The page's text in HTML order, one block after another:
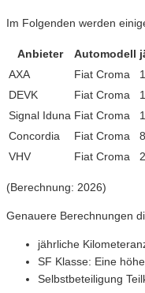
Im Folgenden werden
Anbieter Automodell
AXA
Fiat Croma
DEVK
Fiat Croma
Signal Iduna Fiat Croma
Concordia
Fiat Croma
VHV
Fiat Croma
(Berechnung: 2026)
Genauere Berechnungen
jährliche
SF Klasse: Eine
Selbstbeteiligung